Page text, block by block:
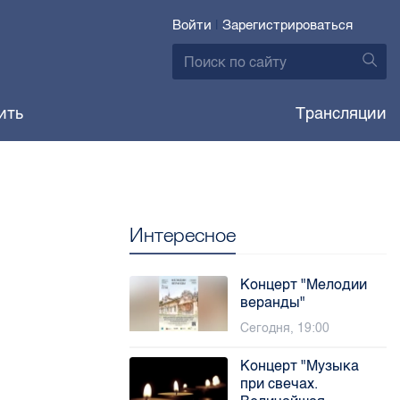
Войти | Зарегистрироваться
Трансляции
Интересное
Концерт "Мелодии
веранды"
Сегодня, 19:00
Концерт "Музыка
при свечах.